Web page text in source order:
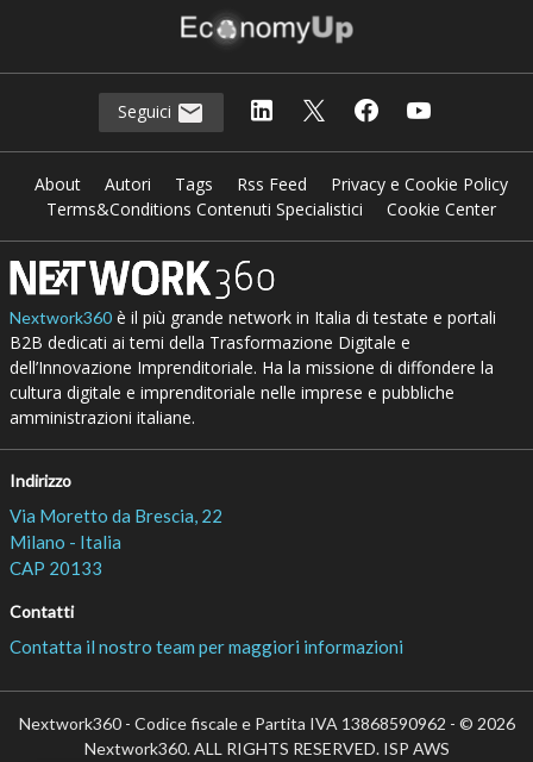
Seguici
About Autori Tags Rss Feed
Privacy e Cookie Policy
Terms&Conditions Contenuti Specialistici
Cookie Center
Nextwork360è il più grande network in Italia di testate e portali
B2B dedicati ai temi della Trasformazione Digitale e
dell’Innovazione Imprenditoriale. Ha la missione di diffondere la
cultura digitale e imprenditoriale nelle imprese e pubbliche
amministrazioni italiane.
Indirizzo
Via Moretto da Brescia, 22
Milano - Italia
CAP 20133
Contatti
Contatta il nostro team per maggiori informazioni
Nextwork360 - Codice fiscale e Partita IVA 13868590962 - © 2026
Nextwork360. ALL RIGHTS RESERVED. ISP AWS